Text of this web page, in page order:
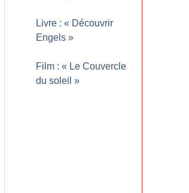
Livre : « Découvrir
Engels »
Film : « Le Couvercle
du soleil »